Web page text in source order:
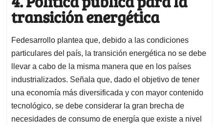
transición energética
Fedesarrollo plantea que, debido a las condiciones
particulares del país, la transición energética no se debe
llevar a cabo de la misma manera que en los países
industrializados. Señala que, dado el objetivo de tener
una economía más diversificada y con mayor contenido
tecnológico, se debe considerar la gran brecha de
necesidades de consumo de energía que existe a nivel